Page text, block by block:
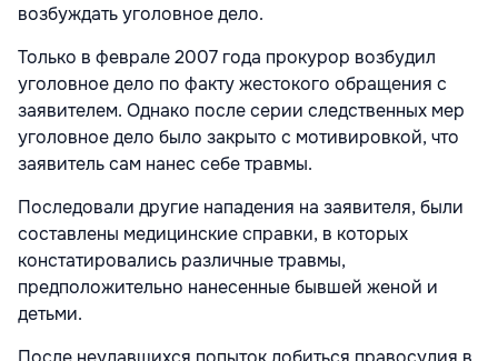
возбуждать уголовное дело.
Только в феврале 2007 года прокурор возбудил
уголовное дело по факту жестокого обращения с
заявителем. Однако после серии следственных мер
уголовное дело было закрыто с мотивировкой, что
заявитель сам нанес себе травмы.
Последовали другие нападения на заявителя, были
составлены медицинские справки, в которых
констатировались различные травмы,
предположительно нанесенные бывшей женой и
детьми.